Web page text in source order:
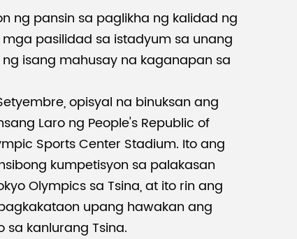
العربية
tiếng việt
ไทย
বাঙালি
ng pansin sa paglikha ng kalidad ng
pasilidad sa istadyum sa unang
isang mahusay na kaganapan sa
opisyal na binuksan ang
Laro ng People's Republic of
Sports Center Stadium. Ito ang
kumpetisyon sa palakasan
Olympics sa Tsina, at ito rin ang
upang hawakan ang
sa kanlurang Tsina.